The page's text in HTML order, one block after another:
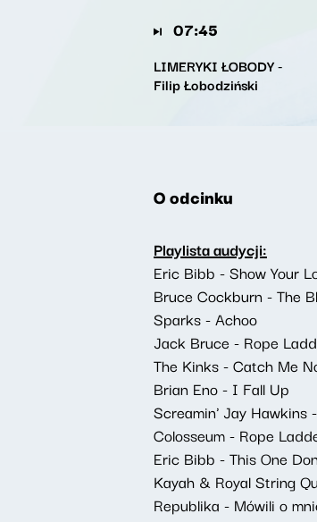
07:45
LIMERYKI ŁOBODY -
Filip Łobodziński
O odcinku
Playlista audycji:
Eric Bibb - Show Your
Bruce Cockburn - The
Sparks - Achoo
Jack Bruce - Rope
The Kinks - Catch Me
Brian Eno - I Fall Up
Screamin' Jay Hawkins
Colosseum - Rope
Eric Bibb - This One
Kayah & Royal String
Republika - Mówili o